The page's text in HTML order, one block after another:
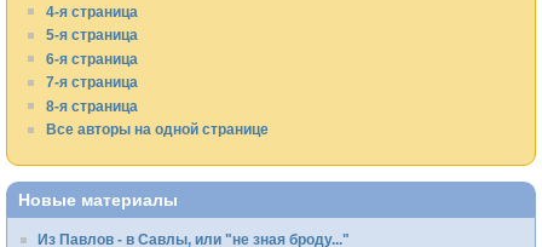
4-я страница
5-я страница
6-я страница
7-я страница
8-я страница
Все авторы на одной странице
Новые материалы
Из Павлов - в Савлы, или "не зная броду..."